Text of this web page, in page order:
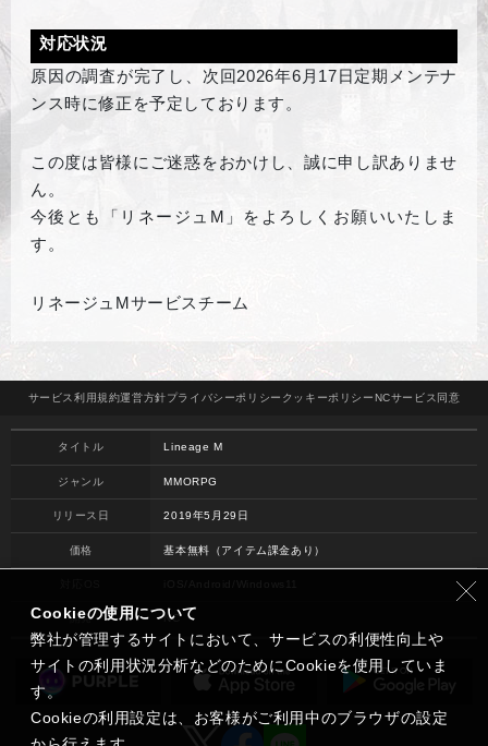
対応状況
原因の調査が完了し、次回2026年6月17日定期メンテナ
ンス時に修正を予定しております。
この度は皆様にご迷惑をおかけし、誠に申し訳ありませ
ん。
今後とも「リネージュM」をよろしくお願いいたしま
す。
リネージュMサービスチーム
サービス 利用規約運営方針プライバシーポリシー クッキーポリシーNCサービス 同意
タイトル Lineage M
ジャンル MMORPG
リリース日 2019年5月29日
価格 基本無料（アイテム課金あり）
開発 NC
Cookieの使用について
弊社が管理するサイトにおいて、サービスの利便性向上や
サイトの利用状況分析などのためにCookieを使用していま
す。
Cookieの利用設定は、お客様がご利用中のブラウザの設定